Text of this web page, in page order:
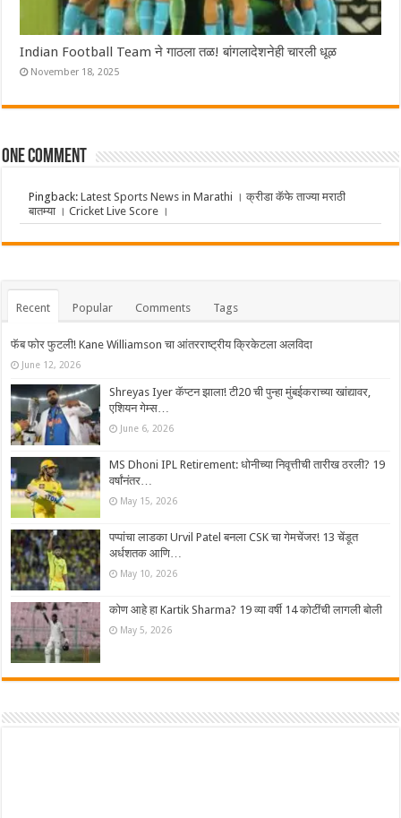
Indian Football Team ने गाठला तळ! बांगलादेशनेही चारली धूळ
November 18, 2025
One comment
Pingback:Latest Sports News in Marathi । क्रीडा कॅफे ताज्या मराठी
बातम्या । Cricket Live Score ।
Recent Popular Comments Tags
फॅब फोर फुटली! Kane Williamson चा आंतरराष्ट्रीय क्रिकेटला अलविदा
June 12, 2026
Shreyas Iyer कॅप्टन झाला! टी20 ची पुन्हा मुंबईकराच्या खांद्यावर,
एशियन गेम्स…
June 6, 2026
MS Dhoni IPL Retirement: धोनीच्या निवृत्तीची तारीख ठरली? 19
वर्षांनंतर…
May 15, 2026
पप्पांचा लाडका Urvil Patel बनला CSK चा गेमचेंजर! 13 चेंडूत
अर्धशतक आणि…
May 10, 2026
कोण आहे हा Kartik Sharma? 19 व्या वर्षी 14 कोटींची लागली बोली
May 5, 2026